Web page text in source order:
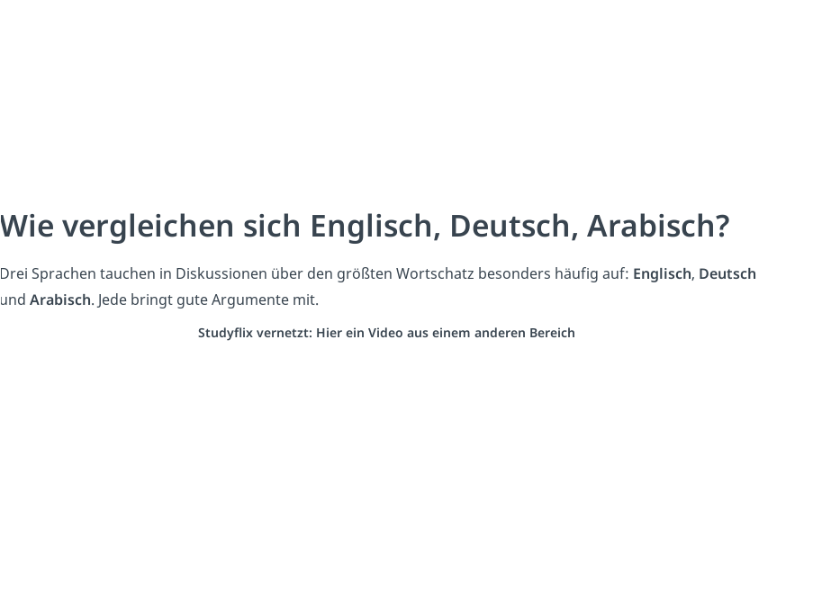
Wie vergleichen sich Englisch, Deutsch, Arabisch?
Drei Sprachen tauchen in Diskussionen über den größten Wortschatz besonders häufig auf: Englisch, Deutsch
und Arabisch. Jede bringt gute Argumente mit.
Studyflix vernetzt: Hier ein Video aus einem anderen Bereich